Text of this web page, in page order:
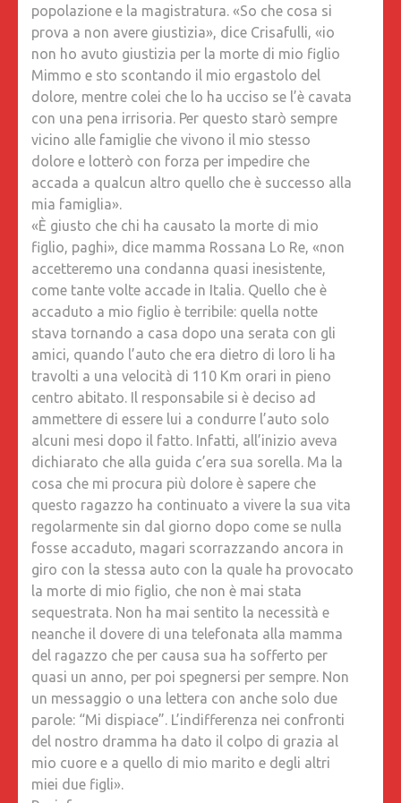
popolazione e la magistratura. «So che cosa si
prova a non avere giustizia», dice Crisafulli, «io
non ho avuto giustizia per la morte di mio figlio
Mimmo e sto scontando il mio ergastolo del
dolore, mentre colei che lo ha ucciso se l’è cavata
con una pena irrisoria. Per questo starò sempre
vicino alle famiglie che vivono il mio stesso
dolore e lotterò con forza per impedire che
accada a qualcun altro quello che è successo alla
mia famiglia».
«È giusto che chi ha causato la morte di mio
figlio, paghi», dice mamma Rossana Lo Re, «non
accetteremo una condanna quasi inesistente,
come tante volte accade in Italia. Quello che è
accaduto a mio figlio è terribile: quella notte
stava tornando a casa dopo una serata con gli
amici, quando l’auto che era dietro di loro li ha
travolti a una velocità di 110 Km orari in pieno
centro abitato. Il responsabile si è deciso ad
ammettere di essere lui a condurre l’auto solo
alcuni mesi dopo il fatto. Infatti, all’inizio aveva
dichiarato che alla guida c’era sua sorella. Ma la
cosa che mi procura più dolore è sapere che
questo ragazzo ha continuato a vivere la sua vita
regolarmente sin dal giorno dopo come se nulla
fosse accaduto, magari scorrazzando ancora in
giro con la stessa auto con la quale ha provocato
la morte di mio figlio, che non è mai stata
sequestrata. Non ha mai sentito la necessità e
neanche il dovere di una telefonata alla mamma
del ragazzo che per causa sua ha sofferto per
quasi un anno, per poi spegnersi per sempre. Non
un messaggio o una lettera con anche solo due
parole: “Mi dispiace”. L’indifferenza nei confronti
del nostro dramma ha dato il colpo di grazia al
mio cuore e a quello di mio marito e degli altri
miei due figli».